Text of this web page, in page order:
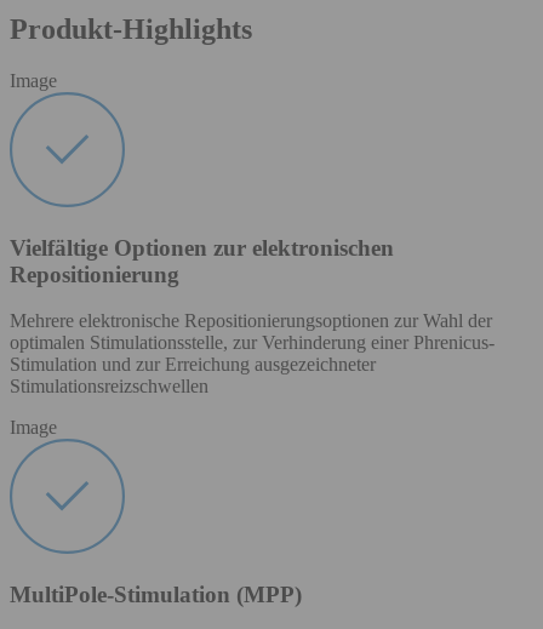
Produkt-Highlights
Image
Vielfältige Optionen zur elektronischen
Repositionierung
Mehrere elektronische Repositionierungsoptionen zur Wahl der
optimalen Stimulationsstelle, zur Verhinderung einer Phrenicus-
Stimulation und zur Erreichung ausgezeichneter
Stimulationsreizschwellen
Image
MultiPole-Stimulation (MPP)